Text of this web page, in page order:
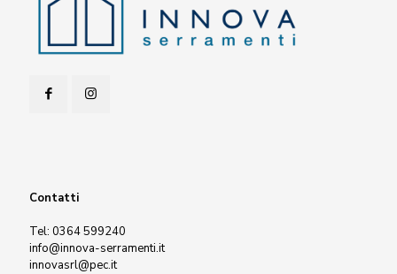
Contatti
Tel: 0364 599240
info@innova-serramenti.it
innovasrl@pec.it